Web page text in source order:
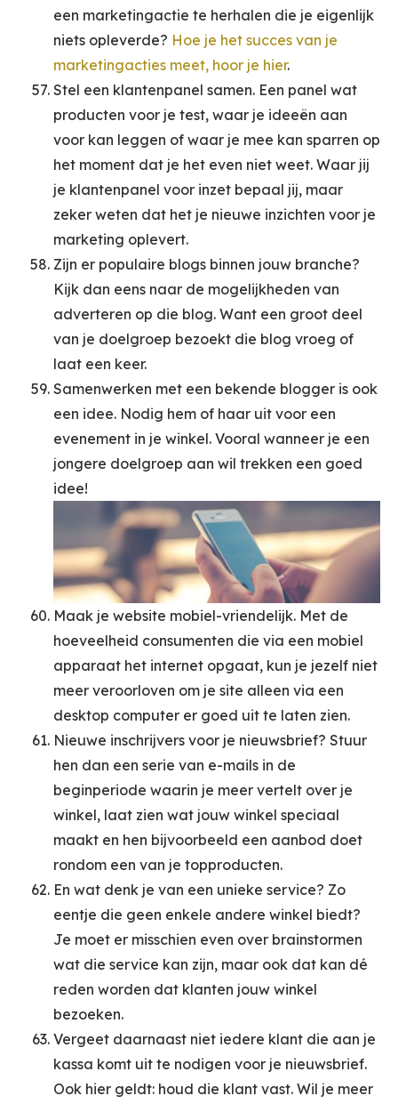
een marketingactie te herhalen die je eigenlijk
niets opleverde? Hoe je het succes van je
marketingacties meet, hoor je hier.
Stel een klantenpanel samen. Een panel wat
producten voor je test, waar je ideeën aan
voor kan leggen of waar je mee kan sparren op
het moment dat je het even niet weet. Waar jij
je klantenpanel voor inzet bepaal jij, maar
zeker weten dat het je nieuwe inzichten voor je
marketing oplevert.
Zijn er populaire blogs binnen jouw branche?
Kijk dan eens naar de mogelijkheden van
adverteren op die blog. Want een groot deel
van je doelgroep bezoekt die blog vroeg of
laat een keer.
Samenwerken met een bekende blogger is ook
een idee. Nodig hem of haar uit voor een
evenement in je winkel. Vooral wanneer je een
jongere doelgroep aan wil trekken een goed
idee!
Maak je website mobiel-vriendelijk. Met de
hoeveelheid consumenten die via een mobiel
apparaat het internet opgaat, kun je jezelf niet
meer veroorloven om je site alleen via een
desktop computer er goed uit te laten zien.
Nieuwe inschrijvers voor je nieuwsbrief? Stuur
hen dan een serie van e-mails in de
beginperiode waarin je meer vertelt over je
winkel, laat zien wat jouw winkel speciaal
maakt en hen bijvoorbeeld een aanbod doet
rondom een van je topproducten.
En wat denk je van een unieke service? Zo
eentje die geen enkele andere winkel biedt?
Je moet er misschien even over brainstormen
wat die service kan zijn, maar ook dat kan dé
reden worden dat klanten jouw winkel
bezoeken.
Vergeet daarnaast niet iedere klant die aan je
kassa komt uit te nodigen voor je nieuwsbrief.
Ook hier geldt: houd die klant vast. Wil je meer